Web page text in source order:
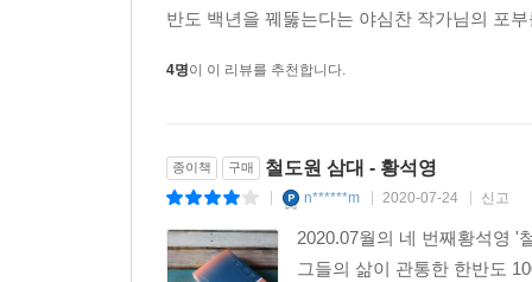
반도 백년을 꿰뚫는다는 야심찬 작가님의 포
4명이 이 리뷰를 추천합니다.
종이책 구매 철도원 삼대 - 황석영
n******m 2020-07-24 신고
2020.07월의 네 번째황석영 '
그들의 삶이 관통한 한반도